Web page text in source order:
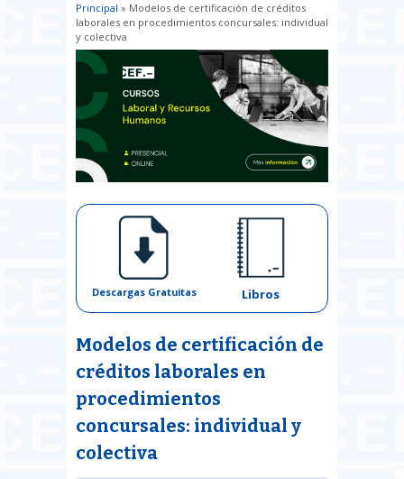
Usted está aquí
Principal » Modelos de certificación de créditos
laborales en procedimientos concursales: individual
y colectiva
Descargas Gratuitas Libros
Modelos de certificación de
créditos laborales en
procedimientos
concursales: individual y
colectiva